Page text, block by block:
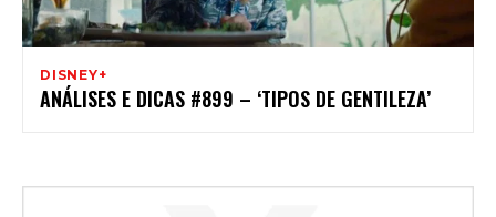
DISNEY+
ANÁLISES E DICAS #899 – ‘TIPOS DE GENTILEZA’